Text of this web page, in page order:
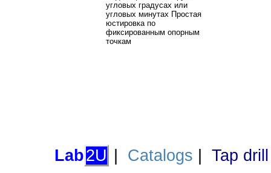
угловых градусах или
угловых минутах Простая
юстировка по
фиксированным опорным
точкам
Lab2U Catalogs Tap